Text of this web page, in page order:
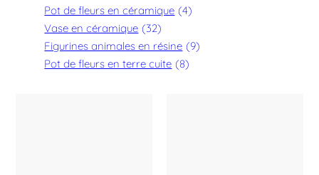
Pot de fleurs en céramique (4)
Vase en céramique (32)
Figurines animales en résine (9)
Pot de fleurs en terre cuite (8)